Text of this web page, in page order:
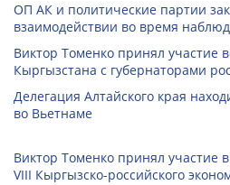
ОП АК и политические партии
взаимодействии во время
Виктор Томенко принял участие
Кыргызстана с губернаторами
Делегация Алтайского края
во Вьетнаме
Виктор Томенко принял участие
VIII Кыргызско-российского